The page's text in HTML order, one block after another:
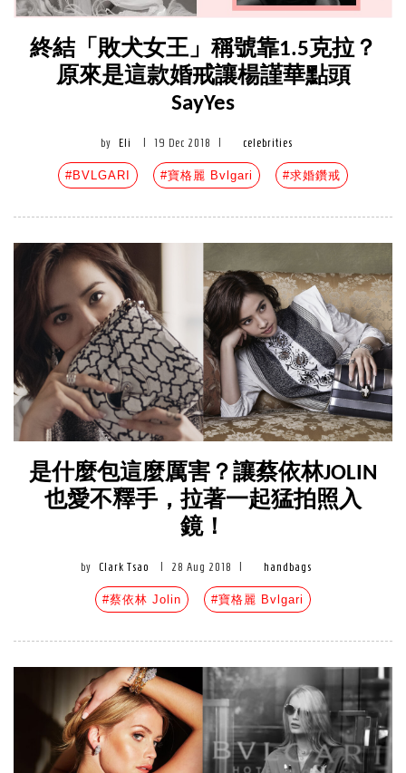
終結「敗犬女王」稱號靠1.5克拉？
原來是這款婚戒讓楊謹華點頭
SayYes
by Eli 19 Dec 2018 celebrities
#BVLGARI #寶格麗 Bvlgari #求婚鑽戒
是什麼包這麼厲害？讓蔡依林JOLIN
也愛不釋手，拉著一起猛拍照入
鏡！
by Clark Tsao 28 Aug 2018 handbags
#蔡依林 Jolin #寶格麗 Bvlgari